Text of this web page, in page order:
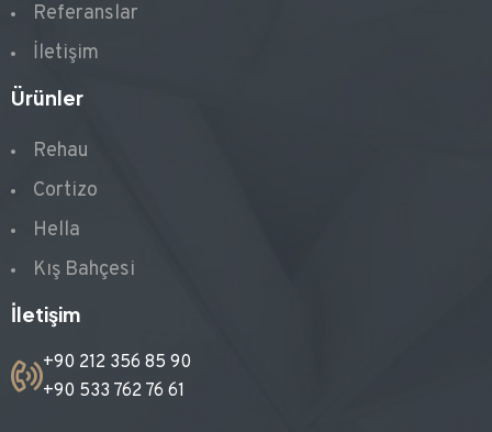
Referanslar
İletişim
Ürünler
Rehau
Cortizo
Hella
Kış Bahçesi
İletişim
+90 212 356 85 90
+90 533 762 76 61